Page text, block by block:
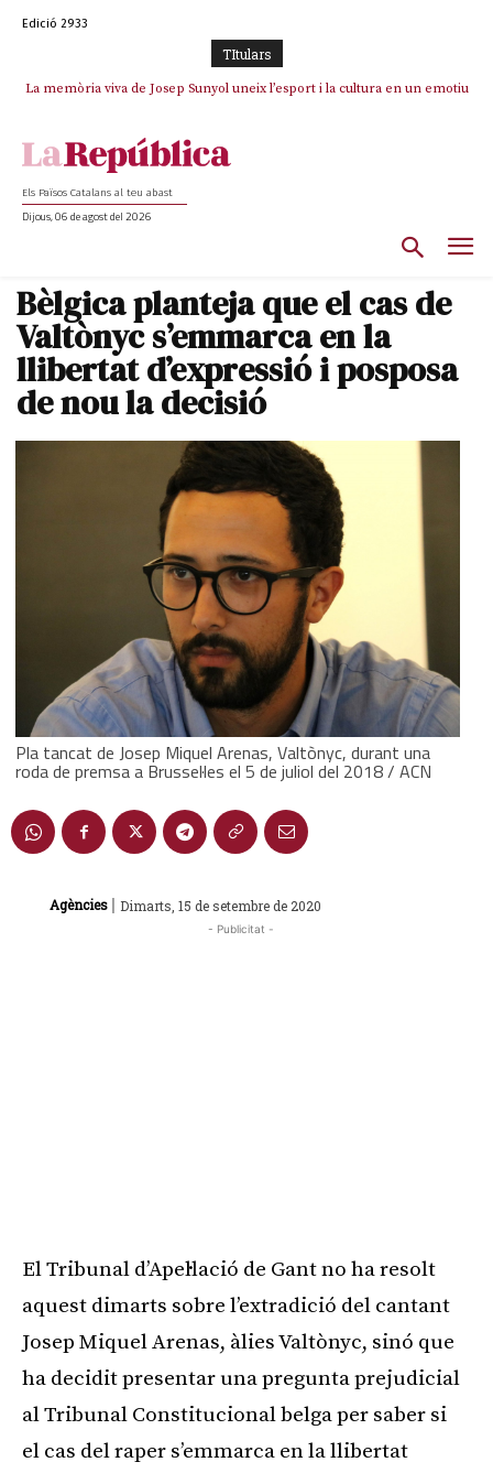
Edició 2933
TItulars
La memòria viva de Josep Sunyol uneix l’esport i la cultura en un emotiu
La “dignitat” a mitges de Marc Puigtió: renuncia a Girona pels àudios però
Els Països Catalans al teu abast
Dijous, 06 de agost del 2026
Bèlgica planteja que el cas de
Valtònyc s’emmarca en la
llibertat d’expressió i posposa
de nou la decisió
Pla tancat de Josep Miquel Arenas, Valtònyc, durant una
roda de premsa a Brussel·les el 5 de juliol del 2018 / ACN
Agències | Dimarts, 15 de setembre de 2020
- Publicitat -
El Tribunal d’Apel·lació de Gant no ha resolt
aquest dimarts sobre l’extradició del cantant
Josep Miquel Arenas, àlies Valtònyc, sinó que
ha decidit presentar una pregunta prejudicial
al Tribunal Constitucional belga per saber si
el cas del raper s’emmarca en la llibertat